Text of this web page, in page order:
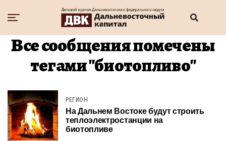
Все сообщения помечены
тегами "биотопливо"
РЕГИОН
На Дальнем Востоке будут строить
теплоэлектростанции на
биотопливе